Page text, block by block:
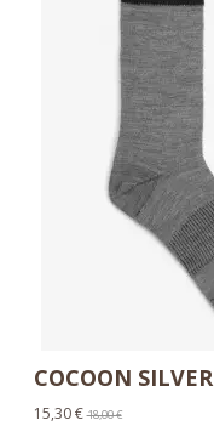
COCOON SILVER
15,30 €18,00 €